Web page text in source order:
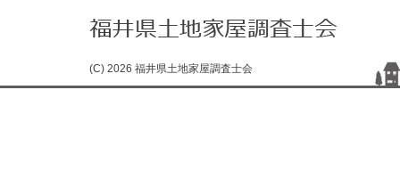
(C) 2026 福井県土地家屋調査士会